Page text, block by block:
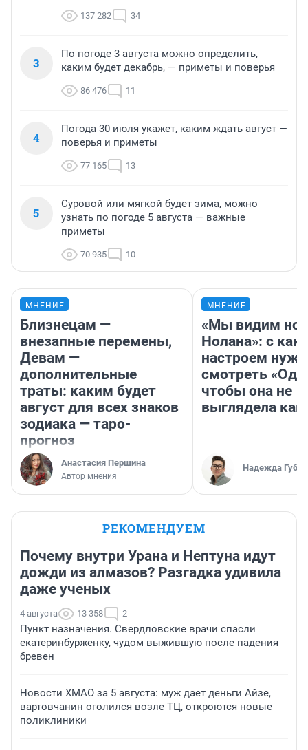
137 282 34
3
По погоде 3 августа можно определить,
каким будет декабрь, — приметы и поверья
86 476 11
4
Погода 30 июля укажет, каким ждать август —
поверья и приметы
77 165 13
5
Суровой или мягкой будет зима, можно
узнать по погоде 5 августа — важные
приметы
70 935 10
МНЕНИЕ
Близнецам —
внезапные перемены,
Девам —
дополнительные
траты: каким будет
август для всех знаков
зодиака — таро-
прогноз
Анастасия Першина
Автор мнения
МНЕНИЕ
«Мы видим
Нолана»: с
настроем
смотреть
чтобы она не
выглядела как
Надежда
РЕКОМЕНДУЕМ
Почему внутри Урана и Нептуна идут
дожди из алмазов? Разгадка удивила
даже ученых
4 августа 13 358 2
Пункт назначения. Свердловские врачи спасли
екатеринбурженку, чудом выжившую после падения
бревен
Новости ХМАО за 5 августа: муж дает деньги Айзе,
вартовчанин оголился возле ТЦ, откроются новые
поликлиники